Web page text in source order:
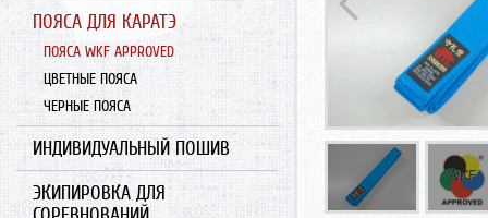
ПОЯСА ДЛЯ КАРАТЭ
ПОЯСА WKF APPROVED
ЦВЕТНЫЕ ПОЯСА
ЧЕРНЫЕ ПОЯСА
ИНДИВИДУАЛЬНЫЙ ПОШИВ
ЭКИПИРОВКА ДЛЯ